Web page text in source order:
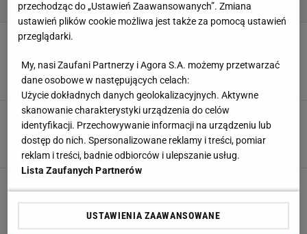
żeby były jeszcze większe"
Dominika Kowalska,27 PAŹDZIERNIKA 2023, 17:05
Szybko pożałowała zabiegu powiększania ust.
Efekt niczym po użądleniu przez rój pszczół
Dominika Kowalska, 29 MAJA 2023, 19:45
Magdalena Mućka,12 MAJA 2023, 19:53
przechodząc do „Ustawień Zaawansowanych”. Zmiana
ustawień plików cookie możliwa jest także za pomocą ustawień
przeglądarki.
My, nasi Zaufani Partnerzy i Agora S.A. możemy przetwarzać
dane osobowe w następujących celach:
Użycie dokładnych danych geolokalizacyjnych. Aktywne
skanowanie charakterystyki urządzenia do celów
identyfikacji. Przechowywanie informacji na urządzeniu lub
dostęp do nich. Spersonalizowane reklamy i treści, pomiar
reklam i treści, badnie odbiorców i ulepszanie usług.
Lista Zaufanych Partnerów
USTAWIENIA ZAAWANSOWANE